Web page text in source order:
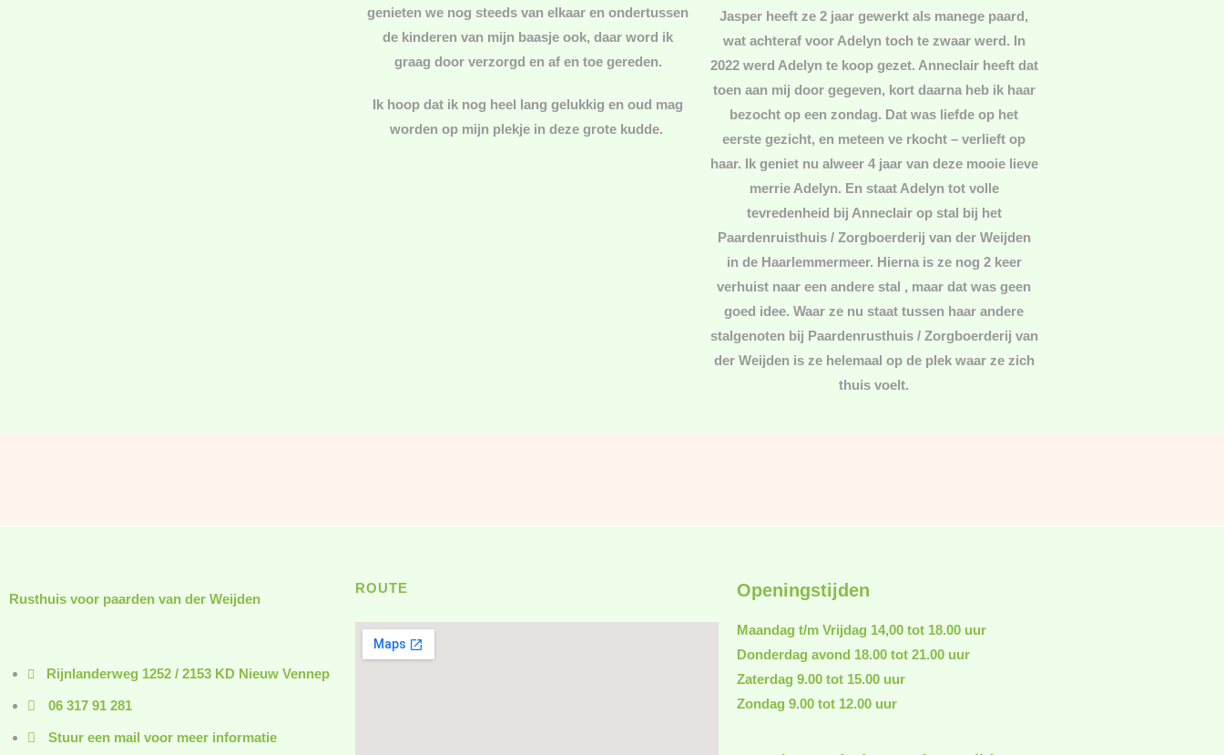
genieten we nog steeds van elkaar en ondertussen
de kinderen van mijn baasje ook, daar word ik
graag door verzorgd en af en toe gereden.
Ik hoop dat ik nog heel lang gelukkig en oud mag
worden op mijn plekje in deze grote kudde.
Jasper heeft ze 2 jaar gewerkt als manege paard,
wat achteraf voor Adelyn toch te zwaar werd. In
2022 werd Adelyn te koop gezet. Anneclair heeft dat
toen aan mij door gegeven, kort daarna heb ik haar
bezocht op een zondag. Dat was liefde op het
eerste gezicht, en meteen ve rkocht – verlieft op
haar. Ik geniet nu alweer 4 jaar van deze mooie lieve
merrie Adelyn. En staat Adelyn tot volle
tevredenheid bij Anneclair op stal bij het
Paardenruisthuis / Zorgboerderij van der Weijden
in de Haarlemmermeer. Hierna is ze nog 2 keer
verhuist naar een andere stal , maar dat was geen
goed idee. Waar ze nu staat tussen haar andere
stalgenoten bij Paardenrusthuis / Zorgboerderij van
der Weijden is ze helemaal op de plek waar ze zich
thuis voelt.
Rusthuis voor paarden van der Weijden
Rijnlanderweg 1252 / 2153 KD Nieuw Vennep
06 317 91 281
Stuur een mail voor meer informatie
ROUTE Openingstijden
Maandag t/m Vrijdag 14,00 tot 18.00 uur
Donderdag avond 18.00 tot 21.00 uur
Zaterdag 9.00 tot 15.00 uur
Zondag 9.00 tot 12.00 uur